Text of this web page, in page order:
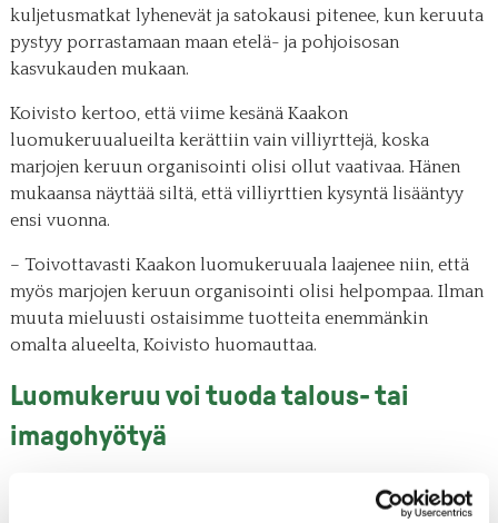
kuljetusmatkat lyhenevät ja satokausi pitenee, kun keruuta
pystyy porrastamaan maan etelä- ja pohjoisosan
kasvukauden mukaan.
Koivisto kertoo, että viime kesänä Kaakon
luomukeruualueilta kerättiin vain villiyrttejä, koska
marjojen keruun organisointi olisi ollut vaativaa. Hänen
mukaansa näyttää siltä, että villiyrttien kysyntä lisääntyy
ensi vuonna.
– Toivottavasti Kaakon luomukeruuala laajenee niin, että
myös marjojen keruun organisointi olisi helpompaa. Ilman
muuta mieluusti ostaisimme tuotteita enemmänkin
omalta alueelta, Koivisto huomauttaa.
Luomukeruu voi tuoda talous- tai
imagohyötyä
Arto Pulkkinen arvioi, että sertifioinnin kustannusten takia